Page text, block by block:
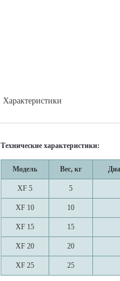
Характеристики
Технические характеристики:
Модель Вес, кг
XF 5 5
XF 10 10
XF 15 15
XF 20 20
XF 25 25